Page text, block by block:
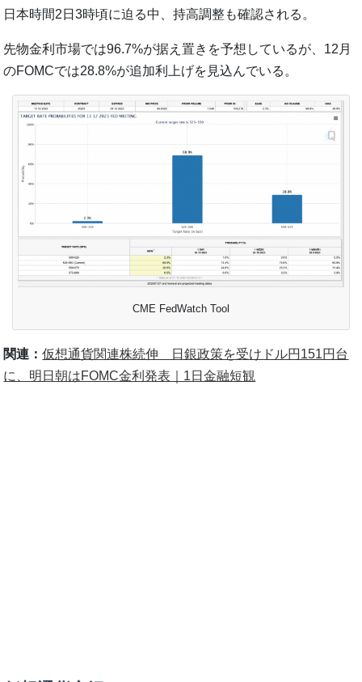
日本時間2日3時頃に迫る中、持高調整も確認される。
先物金利市場では96.7%が据え置きを予想しているが、12月
のFOMCでは28.8%が追加利上げを見込んでいる。
CME FedWatch Tool
関連：仮想通貨関連株続伸 日銀政策を受けドル円151円台
に、明日朝はFOMC金利発表｜1日金融短観